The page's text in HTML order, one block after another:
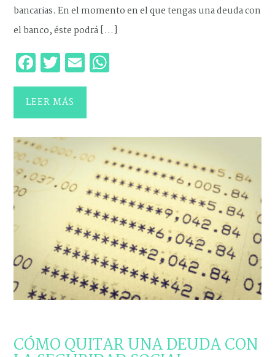
bancarias. En el momento en el que tengas una deuda con
el banco, éste podrá […]
Facebook
Twitter
Email
LEER MÁS
CÓMO QUITAR UNA DEUDA CON